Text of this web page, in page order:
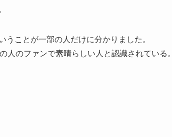
ことが一部の人だけに分かりました。
人のファンで素晴らしい人と認識されている。